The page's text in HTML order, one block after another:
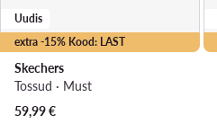
extra -15% Kood: LAST
Uudis
Skechers
Tossud · Must
59,99€